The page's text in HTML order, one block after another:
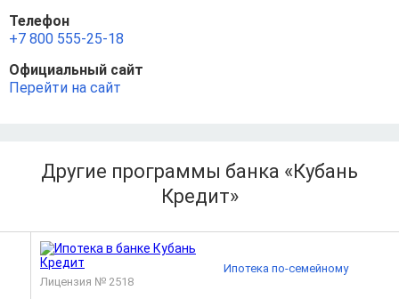
Телефон
+7 800 555-25-18
Официальный сайт
Перейти на сайт
Другие программы банка «Кубань
Кредит»
Лицензия № 2518
Ипотека по-семейному